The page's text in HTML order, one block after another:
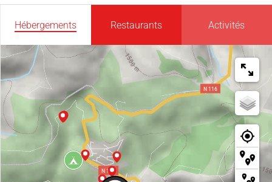
Hébergements Restaurants Activités